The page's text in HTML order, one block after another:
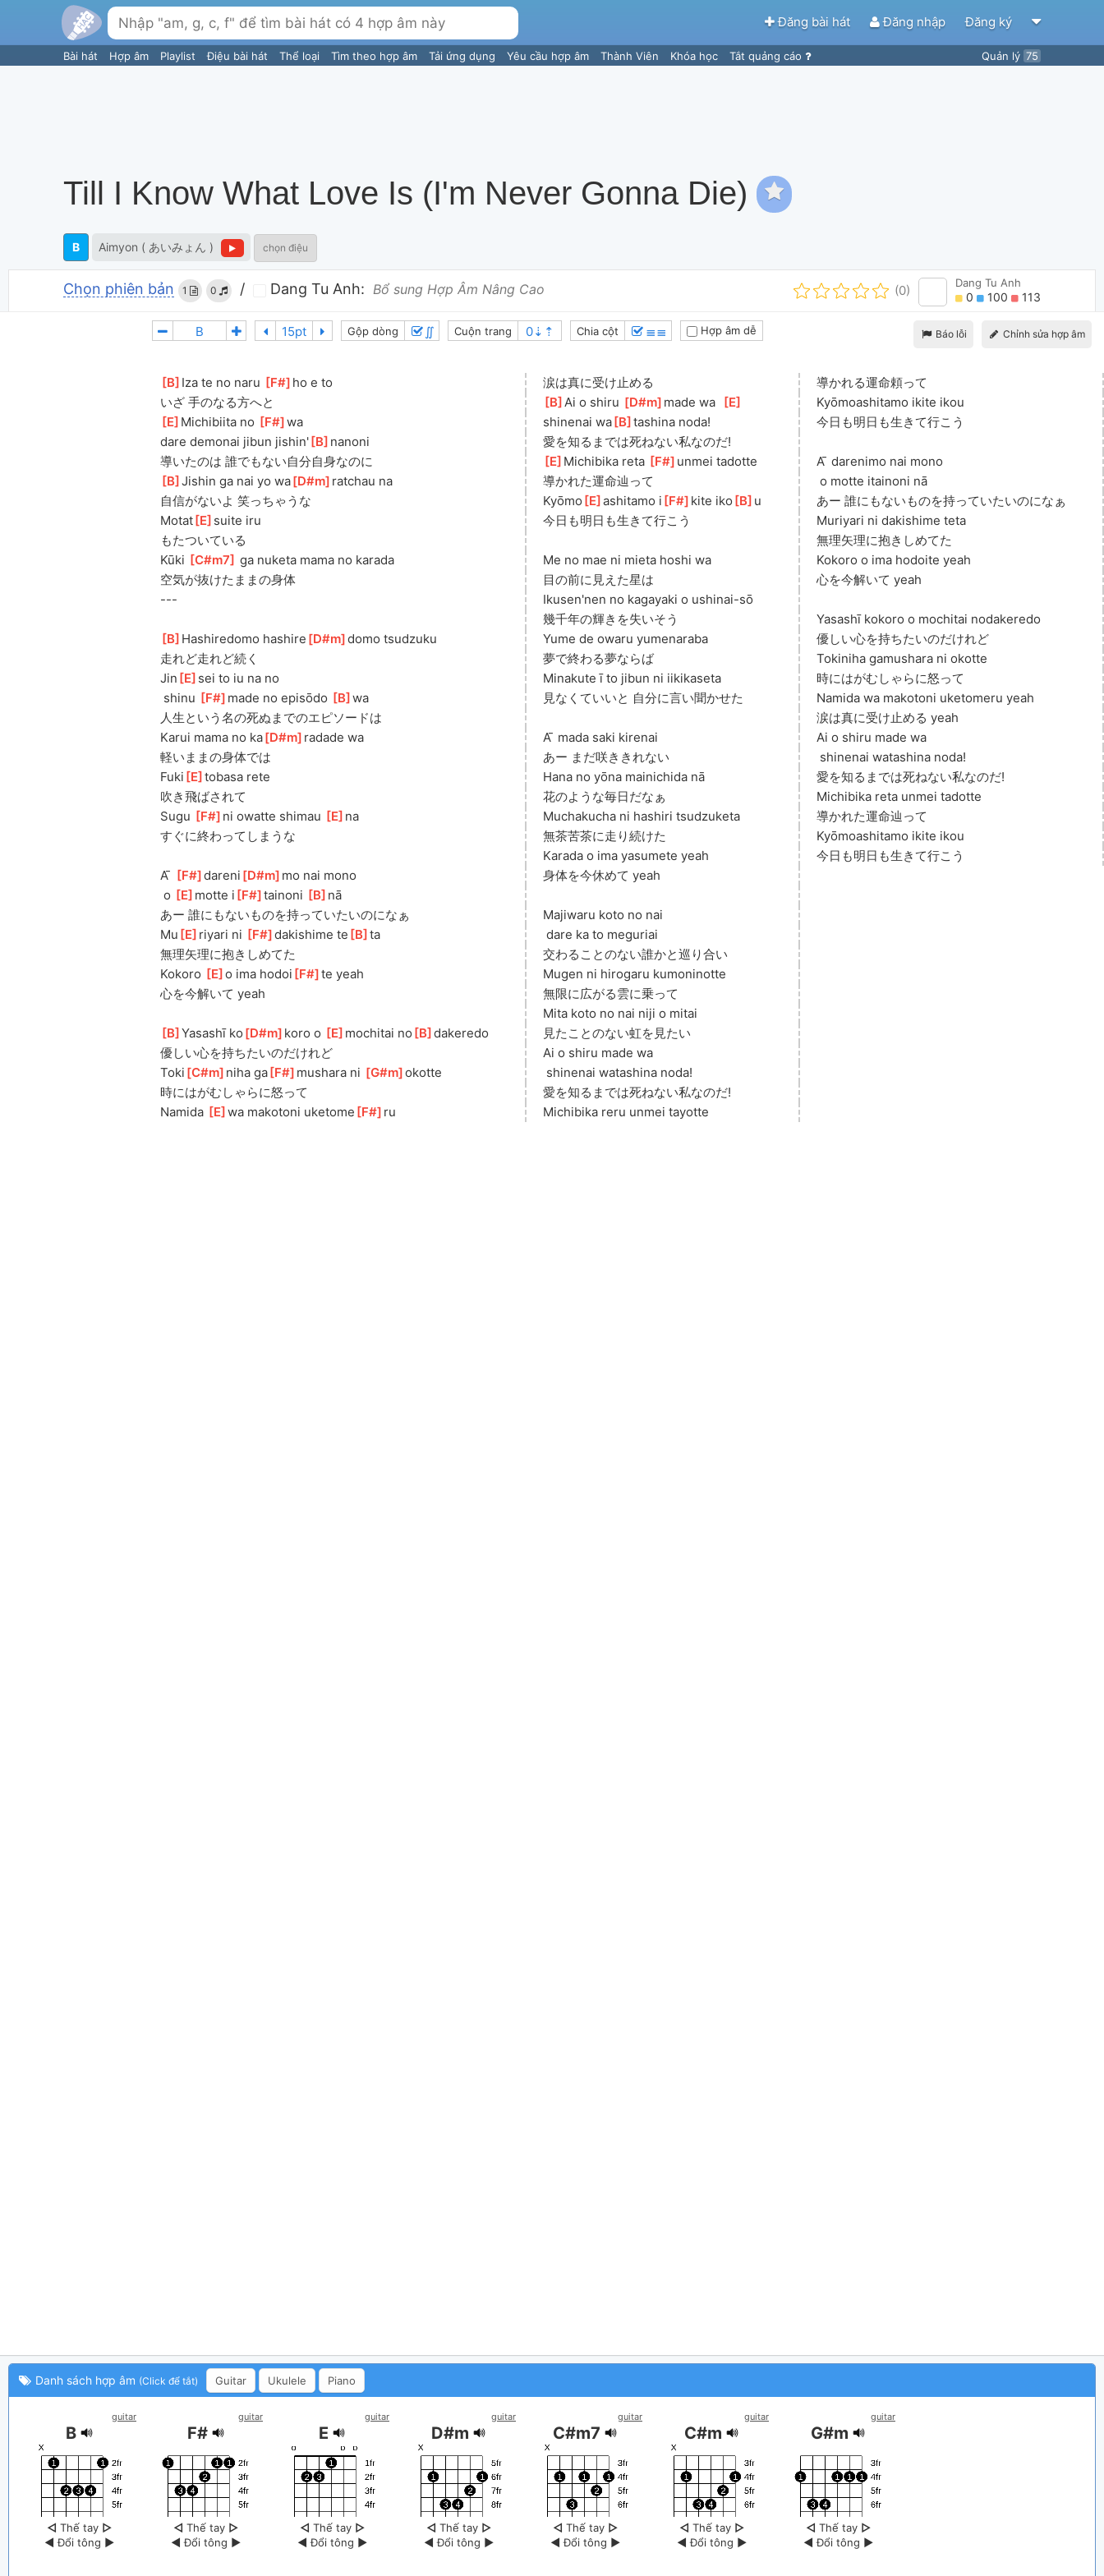
Đăng bài hát Đăng nhập Đăng ký
Bài hát Hợp âm Playlist Điệu bài hát Thể loại Tìm theo hợp âm Tải ứng dụng Yêu cầu hợp âm Thành Viên Khóa học Tắt quảng cáo Quản lý 75
Till I Know What Love Is (I'm Never Gonna Die)
B Aimyon ( あいみょん ) chọn điệu
Chọn phiên bản 1 0 / Dang Tu Anh: Bổ sung Hợp Âm Nâng Cao (0)
Dang Tu Anh
0 100 113
Báo lỗi Chỉnh sửa hợp âm
Gộp dòng ∬ Cuộn trang Chia cột ≣≣ Hợp âm dễ
B ]Iza te no naru F# ]ho e to
いざ 手のなる方へと
E ]Michibiita no F# ]
wa
dare demonai jibun jishin' B ]nanoni
導いたのは 誰でもない自分自身なのに
B ]
Jishin ga nai yo wa[ D#m ]ratchau na
自信がないよ 笑っちゃうな
Motat E ]suite iru
もたついている
Kūki
C#m7 ] ga nuketa mama no karada
空気が抜けたままの身体
---
B ]Hashiredomo hashire [ D#m ]
domo tsudzuku
走れど走れど続く
Jin E ]sei to iu na no
shinu
F# ]made no episōdo B ]
wa
人生という名の死ぬまでのエピソードは
Karui mama no ka[ D#m ]radade wa
軽いままの身体では
Fuki E ]
tobasa rete
吹き飛ばされて
Sugu
F# ]ni owatte shimau E ]na
すぐに終わってしまうな
A ̄ F# ]
dareni [ D#m ]mo nai mono
o
E ]motte i F# ]
tainoni B ]nā
あー 誰にもないものを持っていたいのになぁ
Mu E ]riyari ni F# ]
dakishime te B ]
ta
無理矢理に抱きしめてた
Kokoro
E ]
o ima hodoi F# ]
te yeah
心を今解いて yeah
B ]
Yasashī ko [ D#m ]koro o E ]mochitai no B ]
dakeredo
優しい心を持ちたいのだけれど
Toki [C#m ]niha ga F# ]mushara ni [G#m ]
okotte
時にはがむしゃらに怒って
Namida
E ]
wa makotoni uketome F# ]ru
涙は真に受け止める
[B ]
Ai o shiru [D#m ]
made wa [E
shinenai wa [B ]
tashina noda!
愛を知るまでは死ねない私なのだ!
[E ]
Michibika reta [F# ]
unmei tadotte
導かれた運命辿って
Kyōmo [E ]
ashitamo i [F# ]
kite iko [B ]
u
今日も明日も生きて行こう
Me no mae ni mieta hoshi wa
目の前に見えた星は
Ikusen'nen no kagayaki o ushinai-sō
幾千年の輝きを失いそう
Yume de owaru yumenaraba
夢で終わる夢ならば
Minakute ī to jibun ni iikikaseta
見なくていいと 自分に言い聞かせた
A ̄ mada saki kirenai
あー まだ咲ききれない
Hana no yōna mainichida nā
花のような毎日だなぁ
Muchakucha ni hashiri tsudzuketa
無茶苦茶に走り続けた
Karada o ima yasumete yeah
身体を今休めて yeah
Majiwaru koto no nai
dare ka to meguriai
交わることのない誰かと巡り合い
Mugen ni hirogaru kumoninotte
無限に広がる雲に乗って
Mita koto no nai niji o mitai
見たことのない虹を見たい
Ai o shiru made wa
shinenai watashina noda!
愛を知るまでは死ねない私なのだ!
Michibika reru unmei tayotte
導かれる運命頼って
Kyōmoashitamo ikite ikou
今日も明日も生きて行こう
A ̄ darenimo nai mono
o motte itainoni nā
あー 誰にもないものを持っていたいのになぁ
Muriyari ni dakishime teta
無理矢理に抱きしめてた
Kokoro o ima hodoite yeah
心を今解いて yeah
Yasashī kokoro o mochitai nodakeredo
優しい心を持ちたいのだけれど
Tokiniha gamushara ni okotte
時にはがむしゃらに怒って
Namida wa makotoni uketomeru yeah
涙は真に受け止める yeah
Ai o shiru made wa
shinenai watashina noda!
愛を知るまでは死ねない私なのだ!
Michibika reta unmei tadotte
導かれた運命辿って
Kyōmoashitamo ikite ikou
今日も明日も生きて行こう
Danh sách hợp âm (Click để tắt) Guitar Ukulele Piano
guitar
B
◁ Thế tay ▷
◀ Đổi tông ▶
guitar
F#
◁ Thế tay ▷
◀ Đổi tông ▶
guitar
E
◁ Thế tay ▷
◀ Đổi tông ▶
guitar
D#m
◁ Thế tay ▷
◀ Đổi tông ▶
guitar
C#m7
◁ Thế tay ▷
◀ Đổi tông ▶
guitar
C#m
◁ Thế tay ▷
◀ Đổi tông ▶
guitar
G#m
◁ Thế tay ▷
◀ Đổi tông ▶